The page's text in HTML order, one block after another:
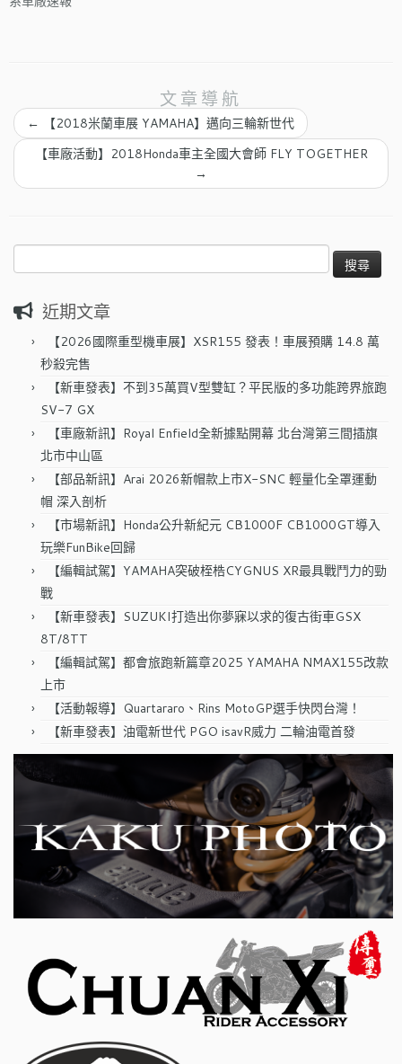
文章導航
← 【2018米蘭車展 YAMAHA】邁向三輪新世代
【車廠活動】2018Honda車主全國大會師 FLY TOGETHER
→
尋
鍵
近期文章
【2026國際重型機車展】XSR155 發表！車展預購 14.8 萬
秒殺完售
【新車發表】不到35萬買V型雙缸？平民版的多功能跨界旅跑
SV-7 GX
【車廠新訊】Royal Enfield全新據點開幕 北台灣第三間插旗
北市中山區
【部品新訊】Arai 2026新帽款上市X-SNC 輕量化全罩運動
帽 深入剖析
【市場新訊】Honda公升新紀元 CB1000F CB1000GT導入
玩樂FunBike回歸
【編輯試駕】YAMAHA突破桎梏CYGNUS XR最具戰鬥力的勁
戰
【新車發表】SUZUKI打造出你夢寐以求的復古街車GSX
8T/8TT
【編輯試駕】都會旅跑新篇章2025 YAMAHA NMAX155改款
上市
【活動報導】Quartararo、Rins MotoGP選手快閃台灣！
【新車發表】油電新世代 PGO isavR威力 二輪油電首發